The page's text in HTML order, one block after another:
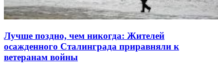
Лучше поздно, чем никогда: Жителей
осажденного Сталинграда приравняли к
ветеранам войны